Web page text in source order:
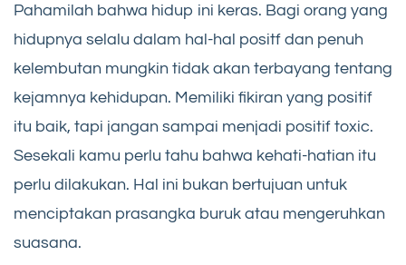
Pahamilah bahwa hidup ini keras. Bagi orang yang
hidupnya selalu dalam hal-hal positf dan penuh
kelembutan mungkin tidak akan terbayang tentang
kejamnya kehidupan. Memiliki fikiran yang positif
itu baik, tapi jangan sampai menjadi positif toxic.
Sesekali kamu perlu tahu bahwa kehati-hatian itu
perlu dilakukan. Hal ini bukan bertujuan untuk
menciptakan prasangka buruk atau mengeruhkan
suasana.